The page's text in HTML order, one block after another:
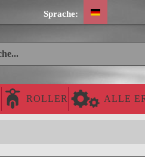
Sprache:
ROLLER ALLE